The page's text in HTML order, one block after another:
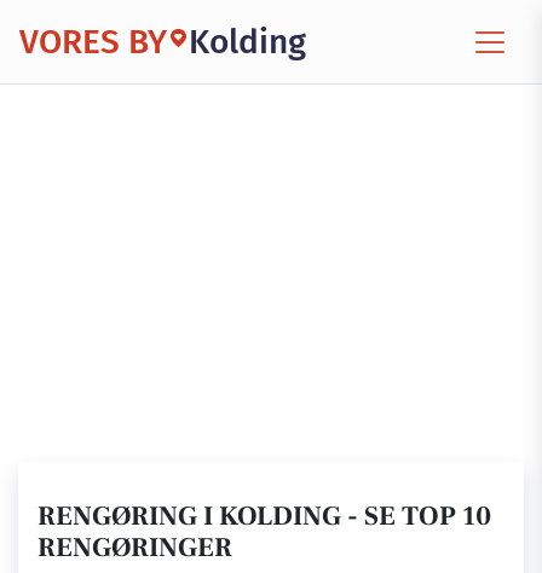
VORES BY Kolding
RENGØRING I KOLDING - SE TOP 10
RENGØRINGER